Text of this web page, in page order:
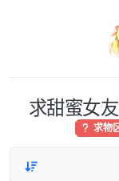
求甜蜜女
求物